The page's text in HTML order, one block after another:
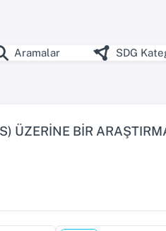
Aramalar SDG
ÜZERİNE BİR